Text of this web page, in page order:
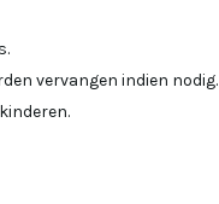
vervangen indien nodig.